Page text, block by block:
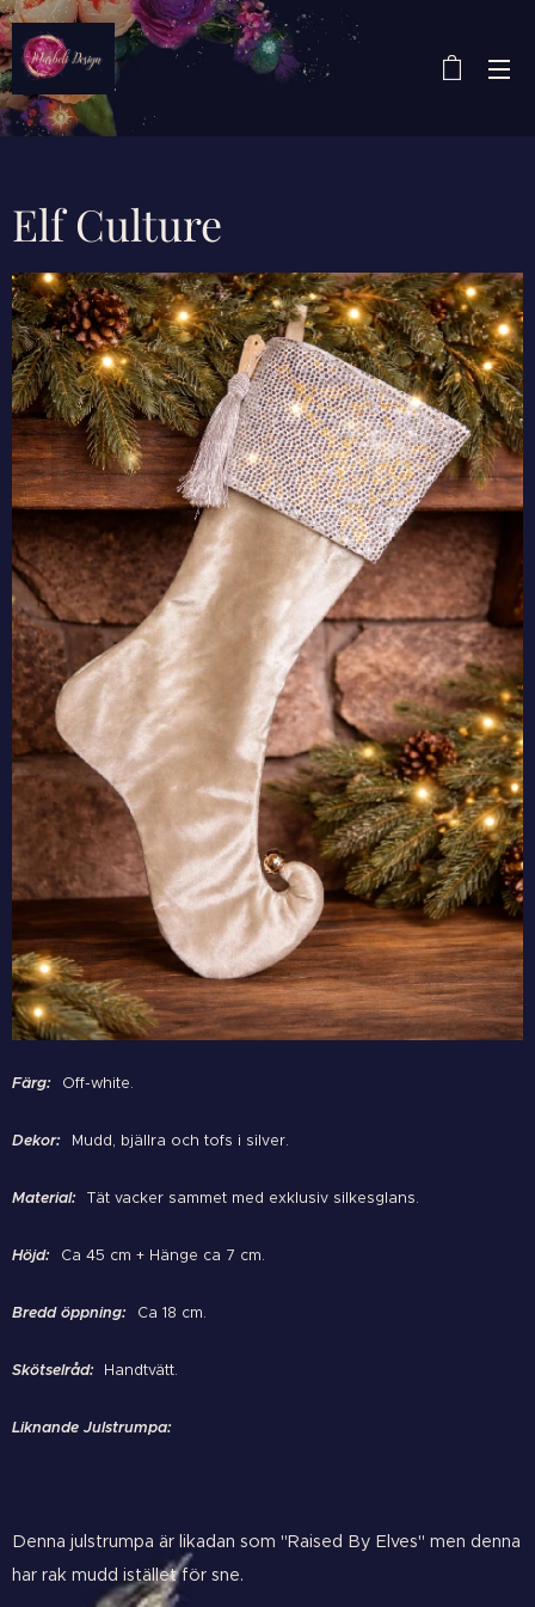
Elf Culture
Färg: Off-white.
Dekor: Mudd, bjällra och tofs i silver.
Material: Tät vacker sammet med exklusiv silkesglans.
Höjd: Ca 45 cm + Hänge ca 7 cm.
Bredd öppning: Ca 18 cm.
Skötselråd: Handtvätt.
Liknande Julstrumpa:
Denna julstrumpa är likadan som "Raised By Elves" men denna
har rak mudd istället för sne.